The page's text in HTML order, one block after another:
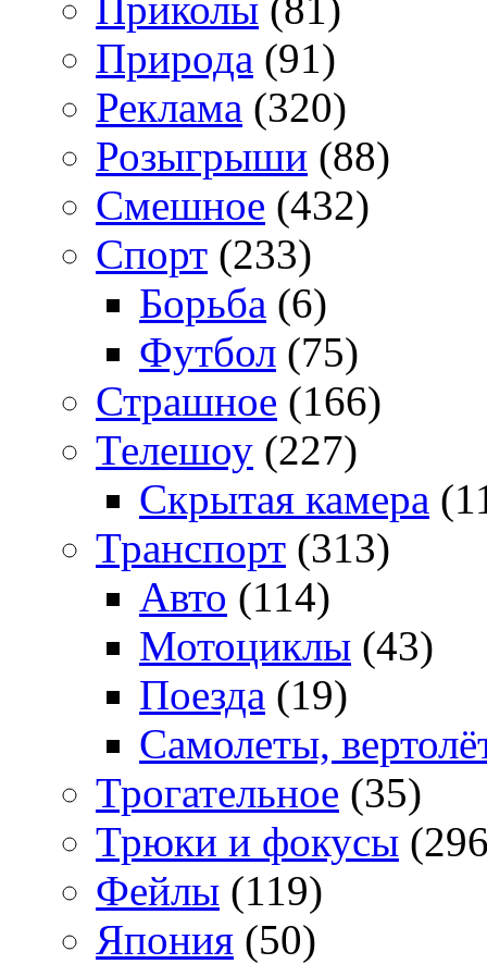
Природа (91)
Реклама (320)
Розыгрыши (88)
Смешное (432)
Спорт (233)
Борьба (6)
Футбол (75)
Страшное (166)
Телешоу (227)
Скрытая камера
Транспорт (313)
Авто (114)
Мотоциклы (43)
Поезда (19)
Самолеты,
Трогательное (35)
Трюки и фокусы
Фейлы (119)
Япония (50)